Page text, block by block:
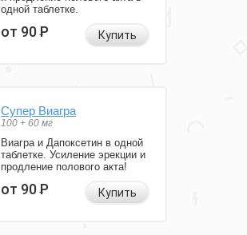
одной таблетке.
от 90Р Купить
Супер Виагра
100 + 60 мг
Виагра и Дапоксетин в одной
таблетке. Усиление эрекции и
продление полового акта!
от 90Р Купить